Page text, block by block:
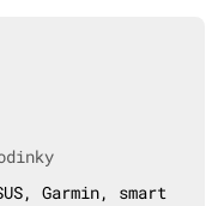
Garmin, smart